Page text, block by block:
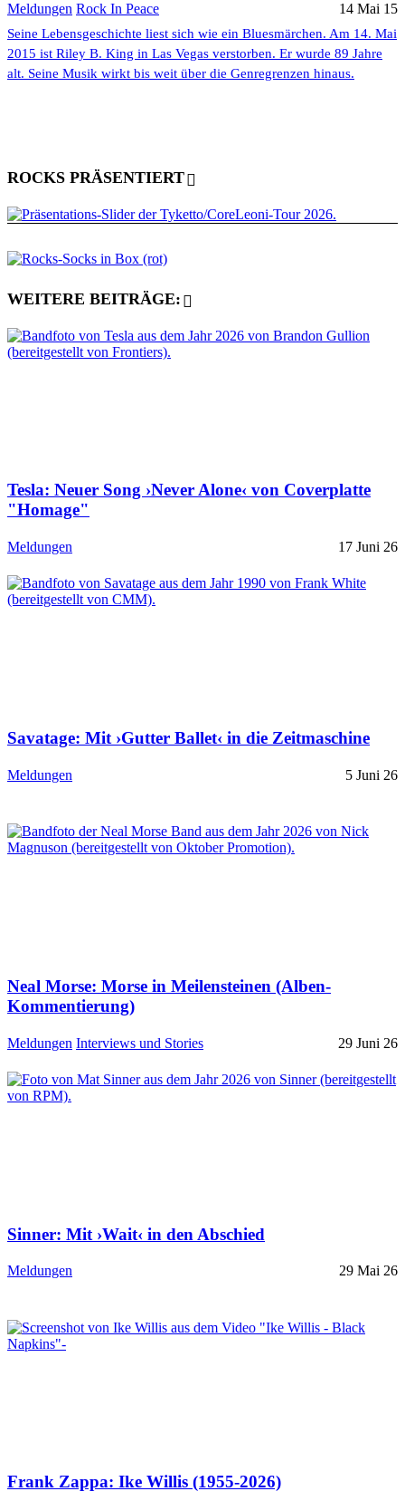
Meldungen Rock In Peace 14 Mai 15
Seine Lebensgeschichte liest sich wie ein Bluesmärchen. Am 14. Mai
2015 ist Riley B. King in Las Vegas verstorben. Er wurde 89 Jahre
alt. Seine Musik wirkt bis weit über die Genregrenzen hinaus.
ROCKS PRÄSENTIERT
WEITERE BEITRÄGE:
Tesla: Neuer Song ›Never Alone‹ von Coverplatte
"Homage"
Meldungen 17 Juni 26
Savatage: Mit ›Gutter Ballet‹ in die Zeitmaschine
Meldungen 5 Juni 26
Neal Morse: Morse in Meilensteinen (Alben-
Kommentierung)
Meldungen Interviews und Stories 29 Juni 26
Sinner: Mit ›Wait‹ in den Abschied
Meldungen 29 Mai 26
Frank Zappa: Ike Willis (1955-2026)